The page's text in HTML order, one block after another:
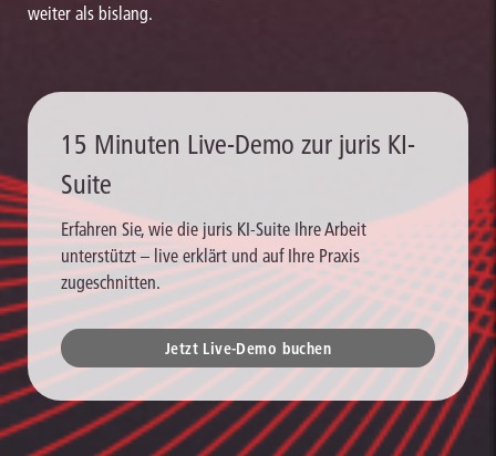
weiter als bislang.
15 Minuten Live-Demo zur juris KI-
Suite
Erfahren Sie, wie die juris KI-Suite Ihre Arbeit
unterstützt – live erklärt und auf Ihre Praxis
zugeschnitten.
Jetzt Live-Demo buchen